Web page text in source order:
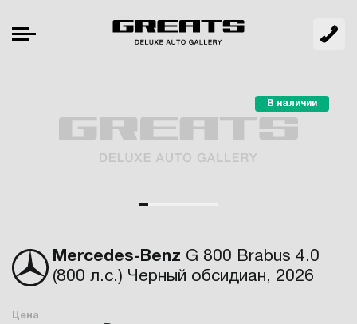
Mercedes-Benz G 800 Brabus 4.0
(800 л.с.) Черный обсидиан, 2026
В наличии
Цена